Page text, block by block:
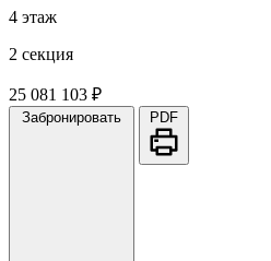
4 этаж
2 секция
25 081 103 ₽
Забронировать PDF